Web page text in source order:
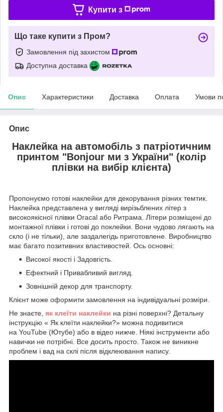
Купити з
Що таке купити з Пром?
Замовлення під захистом
Доступна доставка
Опис Характеристики Доставка Оплата Умови
Опис
Наклейка на автомобіль з патріотичним
принтом "Bonjour ми з України" (колір
плівки на вибір клієнта)
Пропонуємо готові наклейки для декорування різних темтик.
Наклейка представлена у вигляді вирізьблених літер з
високоякісної плівки Oracal або Ритрама. Літери розміщені до
монтажної плівки і готові до поклейки. Вони чудово лягають на
скло (і не тільки), але заздалегідь приготовлене. Виробництво
має багато позитивних властивостей. Ось основні:
Високої якості і Задовгість.
Ефектний і Привабливий вигляд.
Зовнішній декор для транспорту.
Клієнт може оформити замовлення на індивідуальні розміри.
Не знаєте, як клеїти наклейки на різні поверхні? Детальну
інструкцію « Як клеїти наклейки?» можна подивитися
на YouTube (Ютубе) або в відео нижче. Ніякі інструменти або
навички не потрібні. Все досить просто. Також не виникне
проблем і вад на склі після відклеювання напису.